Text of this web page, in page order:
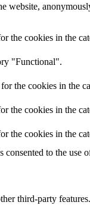
website,
the cookies in the
"Functional".
the cookies in the
the cookies in the
the cookies in the
to the use
third-party features.